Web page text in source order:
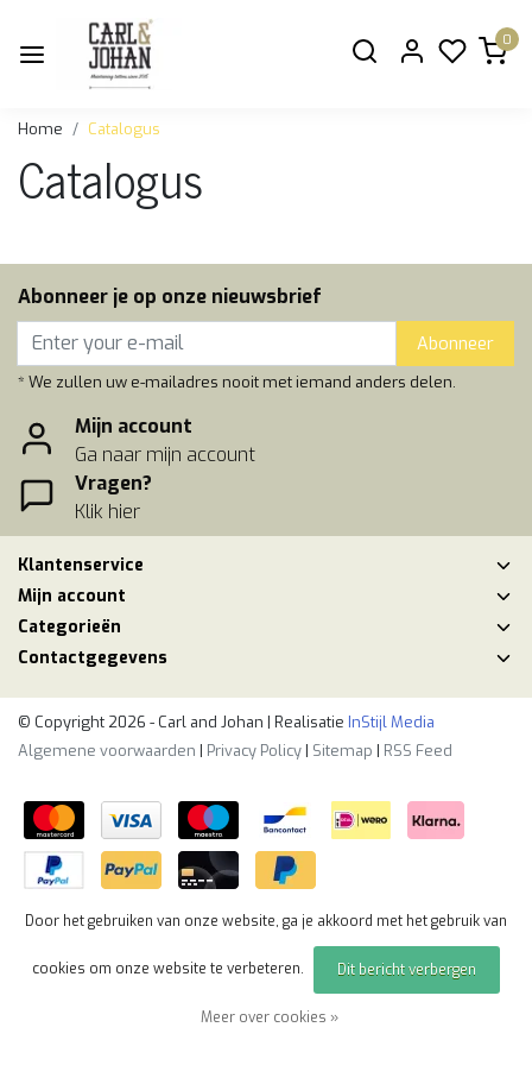
0
Home Catalogus
Catalogus
Abonneer je op onze nieuwsbrief
Abonneer
* We zullen uw e-mailadres nooit met iemand anders delen.
Mijn account
Ga naar mijn account
Vragen?
Klik hier
Klantenservice
Mijn account
Categorieën
Contactgegevens
© Copyright 2026 - Carl and Johan | Realisatie InStijl Media
Algemene voorwaarden | Privacy Policy | Sitemap | RSS Feed
Door het gebruiken van onze website, ga je akkoord met het gebruik van
cookies om onze website te verbeteren. Dit bericht verbergen
Meer over cookies »